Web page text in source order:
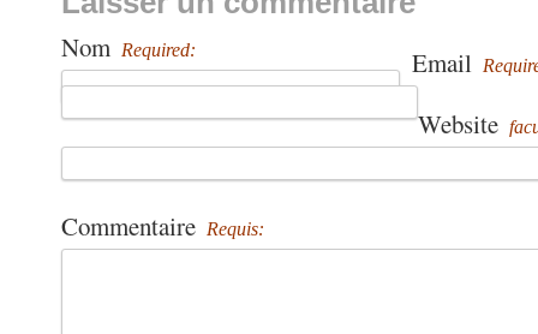
Nom Required: Email
Website
Commentaire Requis: